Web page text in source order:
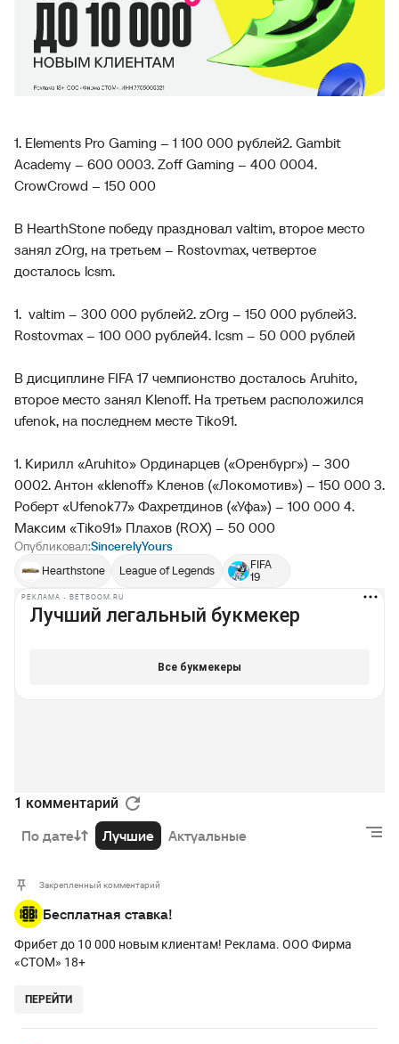
1. Elements Pro Gaming – 1 100 000 рублей2. Gambit
Academy – 600 0003. Zoff Gaming – 400 0004.
CrowCrowd – 150 000
В HearthStone победу праздновал valtim, второе место
занял zOrg, на третьем – Rostovmax, четвертое
досталось lcsm.
1. valtim – 300 000 рублей2. zOrg – 150 000 рублей3.
Rostovmax – 100 000 рублей4. Icsm – 50 000 рублей
В дисциплине FIFA 17 чемпионство досталось Aruhito,
второе место занял Klenoff. На третьем расположился
ufenok, на последнем месте Tiko91.
1. Кирилл «Aruhito» Ординарцев («Оренбург») – 300
0002. Антон «klenoff» Кленов («Локомотив») – 150 000 3.
Роберт «Ufenok77» Фахретдинов («Уфа») – 100 000 4.
Максим «Tiko91» Плахов (ROX) – 50 000
Опубликовал:SincerelyYours
Hearthstone League of Legends
FIFA
19
РЕКЛАМА • BETBOOM.RU
1 комментарий
По дате Лучшие Актуальные
Закрепленный комментарий
Бесплатная ставка!
Фрибет до 10 000 новым клиентам! Реклама. ООО Фирма
«СТОМ» 18+
ПЕРЕЙТИ